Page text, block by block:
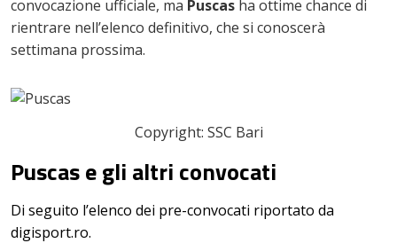
convocazione ufficiale, ma Puscas ha ottime chance di
rientrare nell’elenco definitivo, che si conoscerà
settimana prossima.
Copyright: SSC Bari
Puscas e gli altri convocati
Di seguito l’elenco dei pre-convocati riportato da
digisport.ro.